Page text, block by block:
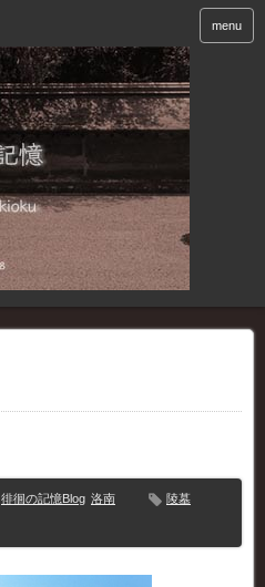
menu
徘徊の記憶Blog 洛南 陵墓